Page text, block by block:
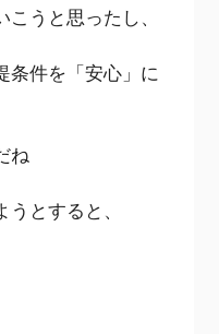
こうと思ったし、
条件を「安心」に
ね
とすると、